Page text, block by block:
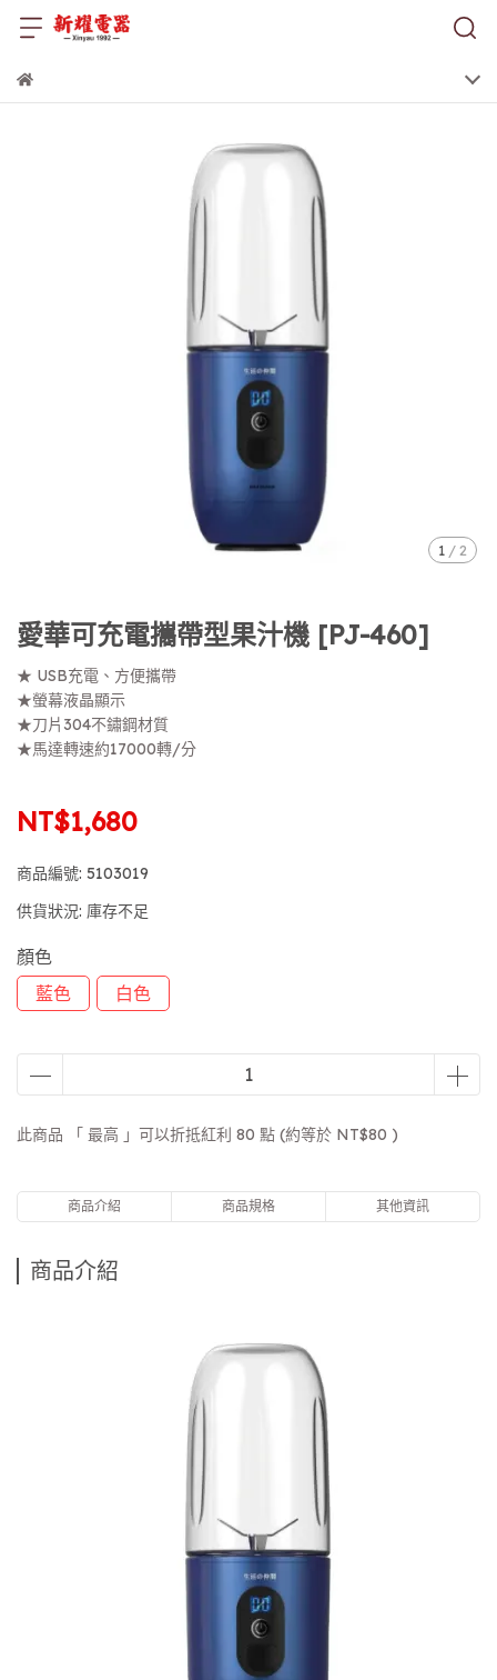
1 /2
愛華可充電攜帶型果汁機 [PJ-460]
★ USB充電、方便攜帶
★螢幕液晶顯示
★刀片304不鏽鋼材質
★馬達轉速約17000轉/分
NT$1,680
商品編號: 5103019
供貨狀況: 庫存不足
顏色
藍色
白色
此商品 「 最高 」可以折抵紅利 80 點 (約等於 NT$80 )
商品介紹 商品規格 其他資訊
商品介紹